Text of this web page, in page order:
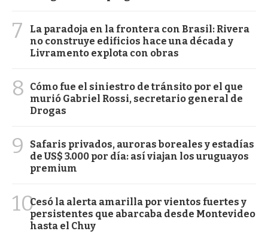
7
La paradoja en la frontera con Brasil: Rivera
no construye edificios hace una década y
Livramento explota con obras
8
Cómo fue el siniestro de tránsito por el que
murió Gabriel Rossi, secretario general de
Drogas
9
Safaris privados, auroras boreales y estadías
de US$ 3.000 por día: así viajan los uruguayos
premium
10Cesó la alerta amarilla por vientos fuertes y
persistentes que abarcaba desde Montevideo
hasta el Chuy